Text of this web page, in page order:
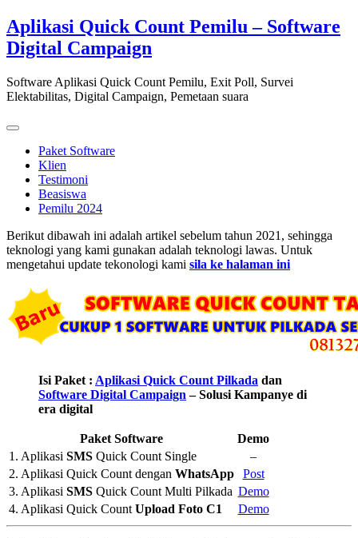
Skip
to
content
Aplikasi Quick Count Pemilu – Software
Digital Campaign
Software Aplikasi Quick Count Pemilu, Exit Poll, Survei
Elektabilitas, Digital Campaign, Pemetaan suara
Paket Software
Klien
Testimoni
Beasiswa
Pemilu 2024
Berikut dibawah ini adalah artikel sebelum tahun 2021, sehingga
teknologi yang kami gunakan adalah teknologi lawas. Untuk
mengetahui update tekonologi kami sila ke halaman ini
Isi Paket : Aplikasi Quick Count Pilkada dan
Software Digital Campaign – Solusi Kampanye di
era digital
Paket Software
Demo
1. Aplikasi SMS Quick Count Single
–
2. Aplikasi Quick Count dengan WhatsApp
Post
3. Aplikasi SMS Quick Count Multi Pilkada Demo
4. Aplikasi Quick Count Upload Foto C1 Demo